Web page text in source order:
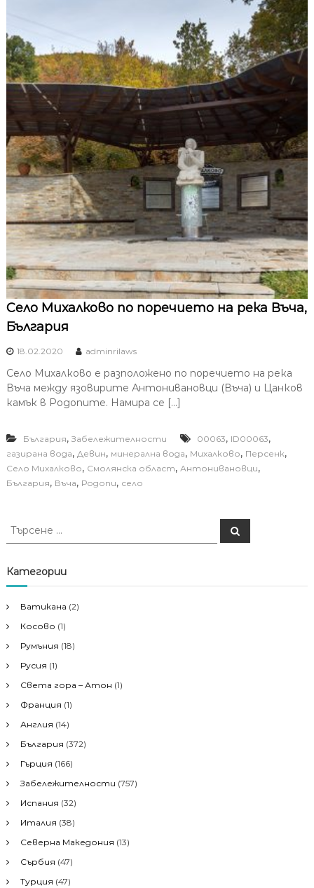
Село Михалково по поречието на река Въча,
България
18.02.2020 adminrilaws
Село Михалково е разположено по поречието на река
Въча между язовирите Антонивановци (Въча) и Цанков
камък в Родопите. Намира се […]
България, Забележителности 00063, ID00063,
газирана вода, Девин, минерална вода, Михалково, Персенк,
Село Михалково, Смолянска област, Антонивановци,
България, Въча, Родопи, село
Т
с
е
е
з
а
Т
ъ
е
Категории
Ватикана (2)
Косово (1)
Румъния (18)
Русия (1)
Света гора – Атон (1)
Франция (1)
Англия (14)
България (372)
Гърция (166)
Забележителности (757)
Испания (32)
Италия (38)
Северна Македония (13)
Сърбия (47)
Турция (47)